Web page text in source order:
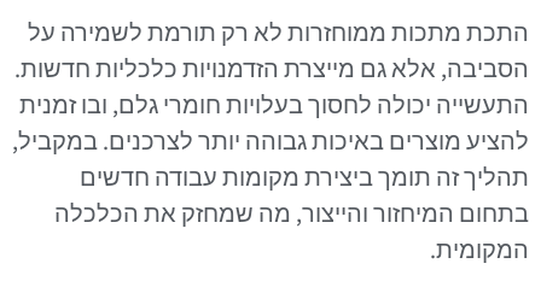
התכת מתכות ממוחזרות לא רק תורמת לשמירה על
הסביבה, אלא גם מייצרת הזדמנויות כלכליות חדשות.
התעשייה יכולה לחסוך בעלויות חומרי גלם, ובו זמנית
להציע מוצרים באיכות גבוהה יותר לצרכנים. במקביל,
תהליך זה תומך ביצירת מקומות עבודה חדשים
בתחום המיחזור והייצור, מה שמחזק את הכלכלה
המקומית.